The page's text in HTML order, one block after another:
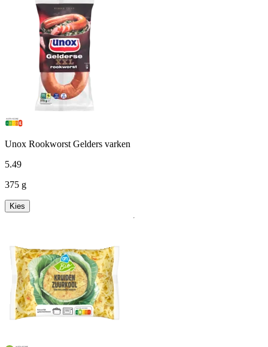
Unox Rookworst Gelders varken
5.49
375 g
Kies